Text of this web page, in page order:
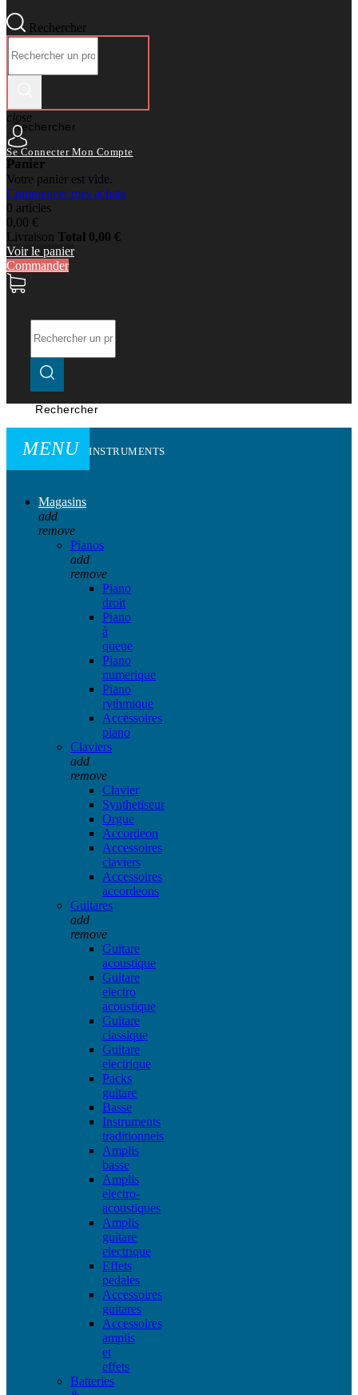
Rechercher
Rechercher
close
Se Connecter Mon Compte
Panier
Votre panier est vide.
Commencer mes achats
0 articles
0,00 €
Livraison Total 0,00 €
Voir le panier
Commander
Rechercher
MENU INSTRUMENTS
Magasins
add
remove
Pianos
add
remove
Piano
droit
Piano
à
queue
Piano
numerique
Piano
rythmique
Accessoires
piano
Claviers
add
remove
Clavier
Synthetiseur
Orgue
Accordeon
Accessoires
claviers
Accessoires
accordeons
Guitares
add
remove
Guitare
acoustique
Guitare
electro
acoustique
Guitare
classique
Guitare
electrique
Packs
guitare
Basse
Instruments
traditionnels
Amplis
basse
Amplis
electro-
acoustiques
Amplis
guitare
electrique
Effets
pedales
Accessoires
guitares
Accessoires
amplis
et
effets
Batteries